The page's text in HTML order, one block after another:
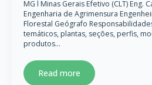
MG l Minas Gerais Efetivo (CLT) Eng.
Engenharia de Agrimensura
Florestal Geógrafo
temáticos, plantas, seções, perfis,
produtos…
Read more